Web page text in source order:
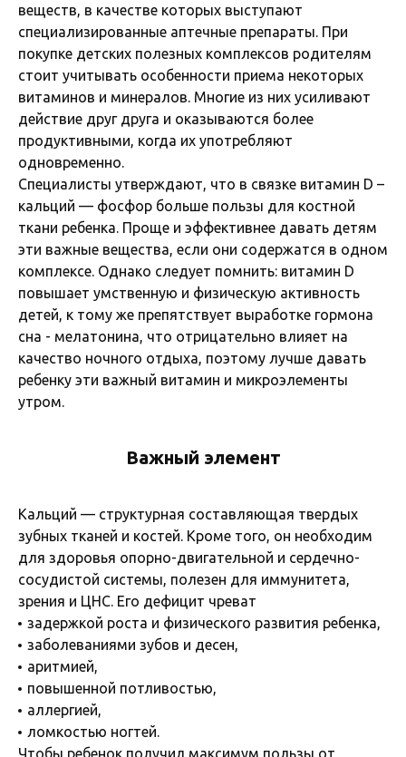
веществ, в качестве которых выступают
специализированные аптечные препараты. При
покупке детских полезных комплексов родителям
стоит учитывать особенности приема некоторых
витаминов и минералов. Многие из них усиливают
действие друг друга и оказываются более
продуктивными, когда их употребляют
одновременно.
Специалисты утверждают, что в связке витамин D –
кальций — фосфор больше пользы для костной
ткани ребенка. Проще и эффективнее давать детям
эти важные вещества, если они содержатся в одном
комплексе. Однако следует помнить: витамин D
повышает умственную и физическую активность
детей, к тому же препятствует выработке гормона
сна - мелатонина, что отрицательно влияет на
качество ночного отдыха, поэтому лучше давать
ребенку эти важный витамин и микроэлементы
утром.
Важный элемент
Кальций — структурная составляющая твердых
зубных тканей и костей. Кроме того, он необходим
для здоровья опорно-двигательной и сердечно-
сосудистой системы, полезен для иммунитета,
зрения и ЦНС. Его дефицит чреват
задержкой роста и физического развития ребенка,
заболеваниями зубов и десен,
аритмией,
повышенной потливостью,
аллергией,
ломкостью ногтей.
Чтобы ребенок получил максимум пользы от